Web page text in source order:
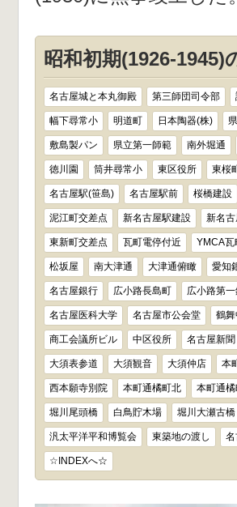
昭和初期(1926-1945)
名古屋城と本丸御殿 第三師団司令部
幅下尋常小 明道町 日本陶器(株)
敷島製パン 県立第一師範 南外堀通
徳川園 筒井尋常小 東区役所 東桜
名古屋駅(笹島) 名古屋駅前 桜橋建設
泥江町交差点 新名古屋駅建設 新名古
東新町交差点 瓦町電停付近 YMCA瓦
松坂屋 南大津通 大津通俯瞰 愛知
名古屋銀行 広小路長島町 広小路第
名古屋医科大学 名古屋市公会堂 鶴
商工会議所ビル 中区役所 名古屋新聞
大須表参道 大須観音 大須仲店 本
西本願寺別院 本町通橘町北 本町通
堀川尾頭橋 白鳥貯木場 堀川大瀬古橋
汎太平洋平和博覧会 東築地の渡し
☆INDEXへ☆